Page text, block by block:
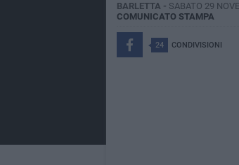
BARLETTA - SABATO 29
COMUNICATO STAMPA
24 CONDIVISIONI